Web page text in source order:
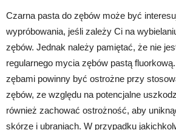
Czarna pasta do zębów może być
wypróbowania, jeśli zależy Ci na
zębów. Jednak należy pamiętać, że nie
regularnego mycia zębów pastą
zębami powinny być ostrożne przy
zębów, ze względu na potencjalne
również zachować ostrożność, aby
skórze i ubraniach. W przypadku